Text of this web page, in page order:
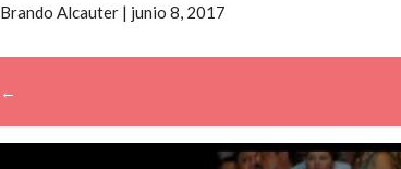
Brando Alcauter | junio 8, 2017
←